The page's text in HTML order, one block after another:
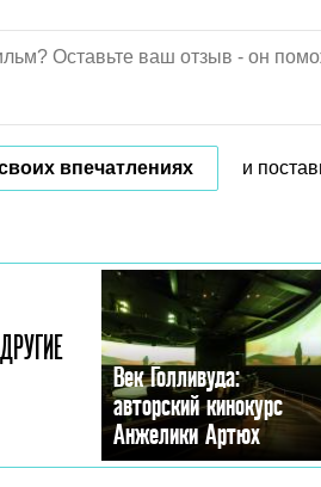
впечатлениях и
Век Голливуда:
авторский кинокурс
Анжелики Артюх